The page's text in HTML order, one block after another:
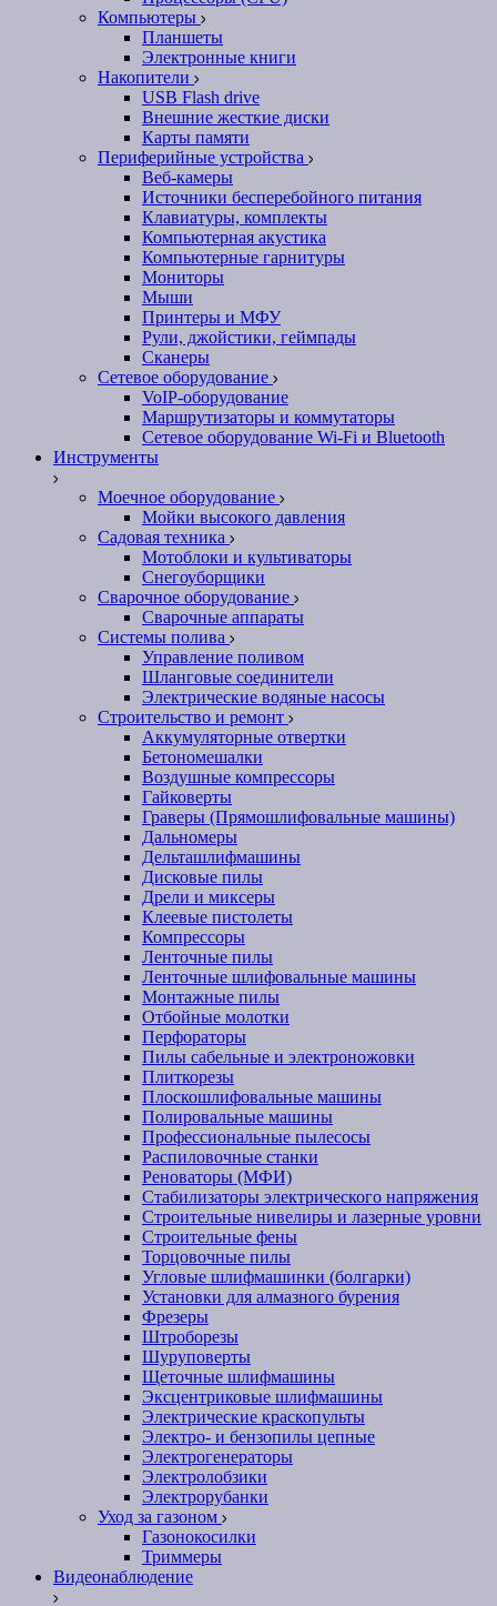
Компьютеры
Планшеты
Электронные книги
Накопители
USB Flash drive
Внешние жесткие диски
Карты памяти
Периферийные устройства
Веб-камеры
Источники бесперебойного питания
Клавиатуры, комплекты
Компьютерная акустика
Компьютерные гарнитуры
Мониторы
Мыши
Принтеры и МФУ
Рули, джойстики, геймпады
Сканеры
Сетевое оборудование
VoIP-оборудование
Маршрутизаторы и коммутаторы
Сетевое оборудование Wi-Fi и Bluetooth
Инструменты
Моечное оборудование
Мойки высокого давления
Садовая техника
Мотоблоки и культиваторы
Снегоуборщики
Сварочное оборудование
Сварочные аппараты
Системы полива
Управление поливом
Шланговые соединители
Электрические водяные насосы
Строительство и ремонт
Аккумуляторные отвертки
Бетономешалки
Воздушные компрессоры
Гайковерты
Граверы (Прямошлифовальные машины)
Дальномеры
Дельташлифмашины
Дисковые пилы
Дрели и миксеры
Клеевые пистолеты
Компрессоры
Ленточные пилы
Ленточные шлифовальные машины
Монтажные пилы
Отбойные молотки
Перфораторы
Пилы сабельные и электроножовки
Плиткорезы
Плоскошлифовальные машины
Полировальные машины
Профессиональные пылесосы
Распиловочные станки
Реноваторы (МФИ)
Стабилизаторы электрического напряжения
Строительные нивелиры и лазерные уровни
Строительные фены
Торцовочные пилы
Угловые шлифмашинки (болгарки)
Установки для алмазного бурения
Фрезеры
Штроборезы
Шуруповерты
Щеточные шлифмашины
Эксцентриковые шлифмашины
Электрические краскопульты
Электро- и бензопилы цепные
Электрогенераторы
Электролобзики
Электрорубанки
Уход за газоном
Газонокосилки
Триммеры
Видеонаблюдение